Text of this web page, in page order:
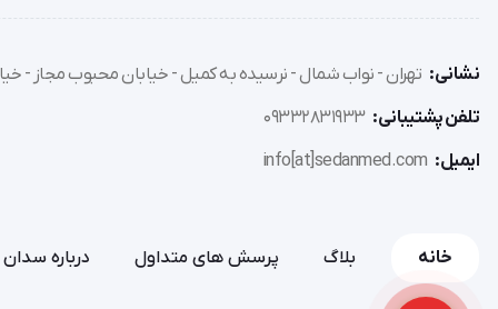
نشانی: تهران - نواب شمال - نرسیده به کمیل - خیابان محبوب مجاز -
تلفن پشتیبانی: 09332831933
ایمیل: info[at]sedanmed.com
خانه بلاگ پرسش های متداول درباره